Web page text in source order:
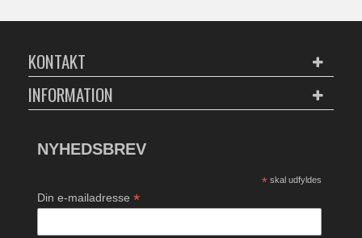
KONTAKT
INFORMATION
NYHEDSBREV
* skal udfyldes
Din e-mailadresse*